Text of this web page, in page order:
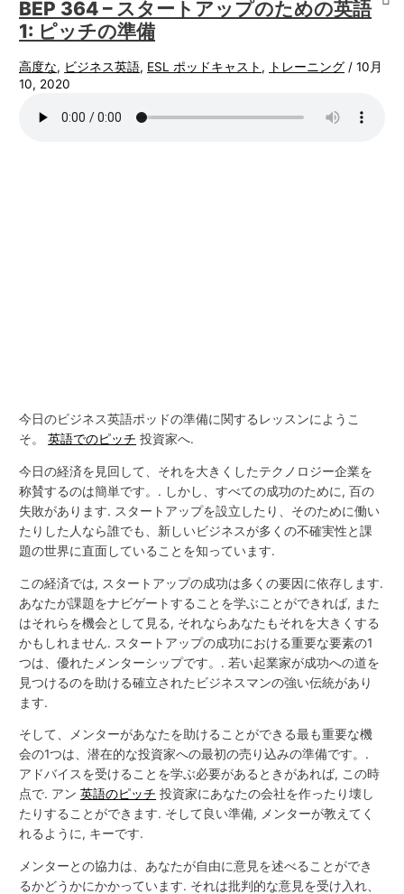
BEP 364 – スタートアップのための英語
1: ピッチの準備
高度な, ビジネス英語, ESL ポッドキャスト , トレーニング /10月
10, 2020
今日のビジネス英語ポッドの準備に関するレッスンにようこ
そ。英語でのピッチ 投資家へ.
今日の経済を見回して、それを大きくしたテクノロジー企業を
称賛するのは簡単です。. しかし、すべての成功のために, 百の
失敗があります. スタートアップを設立したり、そのために働い
たりした人なら誰でも、新しいビジネスが多くの不確実性と課
題の世界に直面していることを知っています.
この経済では, スタートアップの成功は多くの要因に依存します.
あなたが課題をナビゲートすることを学ぶことができれば, また
はそれらを機会として見る, それならあなたもそれを大きくする
かもしれません. スタートアップの成功における重要な要素の1
つは、優れたメンターシップです。. 若い起業家が成功への道を
見つけるのを助ける確立されたビジネスマンの強い伝統があり
ます.
そして、メンターがあなたを助けることができる最も重要な機
会の1つは、潜在的な投資家への最初の売り込みの準備です。.
アドバイスを受けることを学ぶ必要があるときがあれば, この時
点で. アン英語のピッチ 投資家にあなたの会社を作ったり壊し
たりすることができます. そして良い準備, メンターが教えてく
れるように, キーです.
メンターとの協力は、あなたが自由に意見を述べることができ
るかどうかにかかっています. それは批判的な意見を受け入れ、